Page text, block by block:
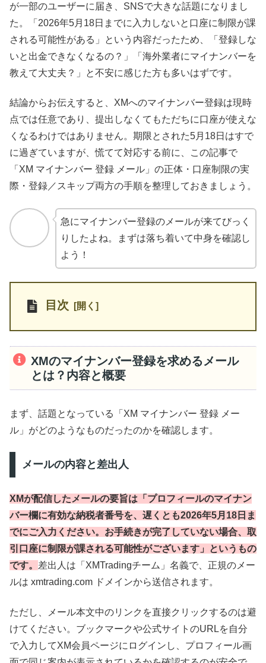
が一部のユーザーに届き、SNSで大きな話題になりまし
た。「2026年5月18日までに入力しないと口座に制限が課
される可能性がある」という内容だったため、「登録しな
いと出金できなくなるの？」「海外業者にマイナンバーを
教えて大丈夫？」と不安に感じた方も多いはずです。
結論からお伝えすると、XMへのマイナンバー登録は現時
点では任意であり、提出しなくてもただちに口座が使えな
くなるわけではありません。期限とされた5月18日はすで
に過ぎていますが、慌てて対応する前に、この記事で
「XM マイナンバー 登録 メール」の正体・口座制限の実
際・登録／スキップ両方の手順を整理しておきましょう。
急にマイナンバー登録のメールが来てびっく
りしたよね。まずは落ち着いて中身を確認し
よう！
目次
XMのマイナンバー登録を求めるメール
とは？内容と概要
まず、話題となっている「XM マイナンバー 登録 メー
ル」がどのようなものだったのかを確認します。
メールの内容と差出人
XMが配信したメールの要旨は「プロフィールのマイナン
バー欄に有効な納税者番号を、遅くとも2026年5月18日ま
でにご入力ください。お手続きが完了していない場合、取
引口座に制限が課される可能性がございます」というもの
です。 差出人は「XMTradingチーム」名義で、正規のメー
ルは xmtrading.com ドメインから送信されます。
ただし、メール本文中のリンクを直接クリックするのは避
けてください。ブックマークや公式サイトのURLを自分
で入力してXM会員ページにログインし、プロフィール画